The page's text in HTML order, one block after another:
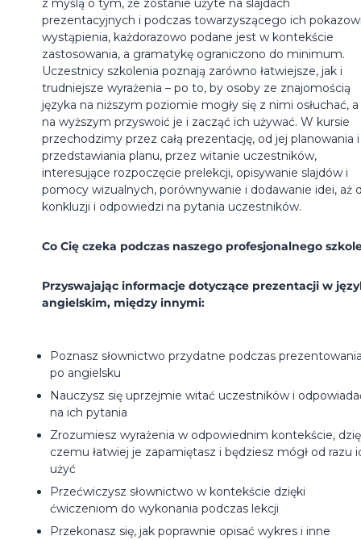
z myślą o tym, że zostanie użyte na slajdach
prezentacyjnych i podczas towarzyszącego ich
wystąpienia, każdorazowo podane jest w kontekście
zastosowania, a gramatykę ograniczono do minimum.
Uczestnicy szkolenia poznają zarówno łatwiejsze, jak i
trudniejsze wyrażenia – po to, by osoby ze znajomością
języka na niższym poziomie mogły się z nimi osłuchać,
na wyższym przyswoić je i zacząć ich używać. W kursie
przechodzimy przez całą prezentację, od jej planowania i
przedstawiania planu, przez witanie uczestników,
interesujące rozpoczęcie prelekcji, opisywanie slajdów i
pomocy wizualnych, porównywanie i dodawanie idei, aż
konkluzji i odpowiedzi na pytania uczestników.
Co Cię czeka podczas naszego profesjonalnego
Przyswajając informacje dotyczące prezentacji w
angielskim, między innymi:
Poznasz słownictwo przydatne podczas
po angielsku
Nauczysz się uprzejmie witać uczestników i
na ich pytania
Zrozumiesz wyrażenia w odpowiednim kontekście,
czemu łatwiej je zapamiętasz i będziesz mógł od razu
użyć
Przećwiczysz słownictwo w kontekście dzięki
ćwiczeniom do wykonania podczas lekcji
Przekonasz się, jak poprawnie opisać wykres i inne